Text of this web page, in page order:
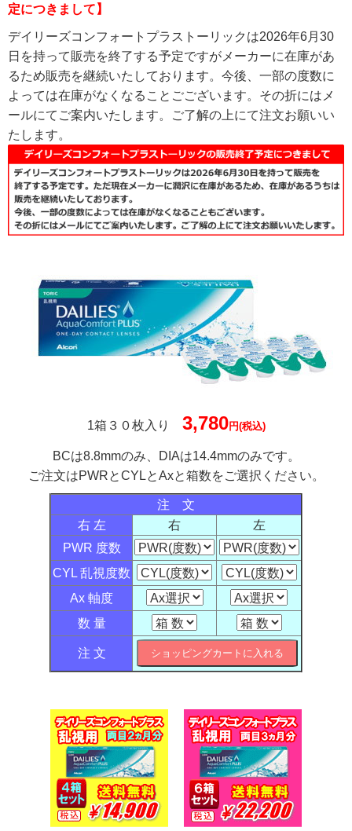
定につきまして】
デイリーズコンフォートプラストーリックは2026年6月30
日を持って販売を終了する予定ですがメーカーに在庫があ
るため販売を継続いたしております。今後、一部の度数に
よっては在庫がなくなることごございます。その折にはメ
ールにてご案内いたします。ご了解の上にて注文お願いい
たします。
1箱３０枚入り 3,780円(税込)
BCは8.8mmのみ、DIAは14.4mmのみです。
ご注文はPWRとCYLとAxと箱数をご選択ください。
注 文
右 左
右
左
PWR 度数
CYL 乱視度数
Ax 軸度
数 量
注 文